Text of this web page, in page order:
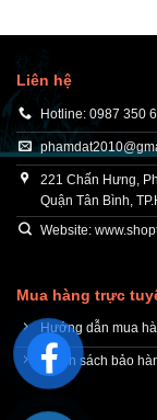
Liên hệ
Hotline: 0987 350
221 Chấn Hưng,
Quận Tân Bình,
Website:
Mua hàng trực
Hướng dẫn mua
Chính sách bảo